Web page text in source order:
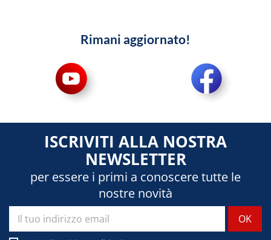
Rimani aggiornato!
ISCRIVITI ALLA NOSTRA
NEWSLETTER
per essere i primi a conoscere tutte le
nostre novità